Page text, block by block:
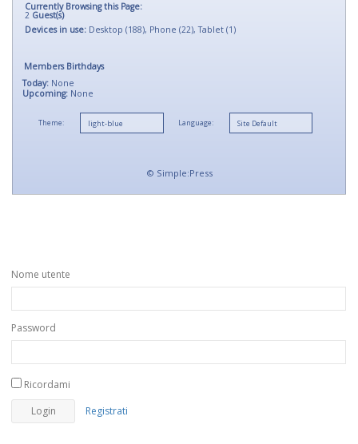
Currently Browsing this Page:
2 Guest(s)
Devices in use: Desktop (188), Phone (22), Tablet (1)
Members Birthdays
Today: None
Upcoming: None
Theme: Language:
© Simple:Press
Nome utente
Password
Ricordami
Registrati